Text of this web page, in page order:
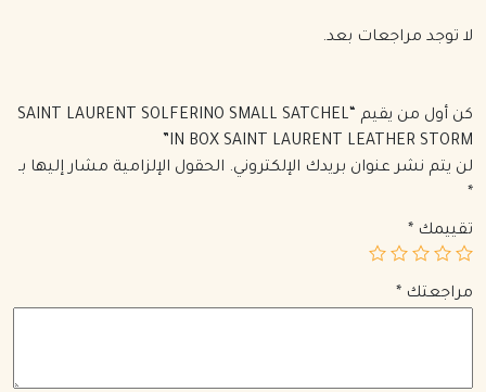
لا توجد مراجعات بعد.
كن أول من يقيم “SAINT LAURENT SOLFERINO SMALL SATCHEL
IN BOX SAINT LAURENT LEATHER STORM”
لن يتم نشر عنوان بريدك الإلكتروني. الحقول الإلزامية مشار إليها بـ
*
تقييمك *
مراجعتك *